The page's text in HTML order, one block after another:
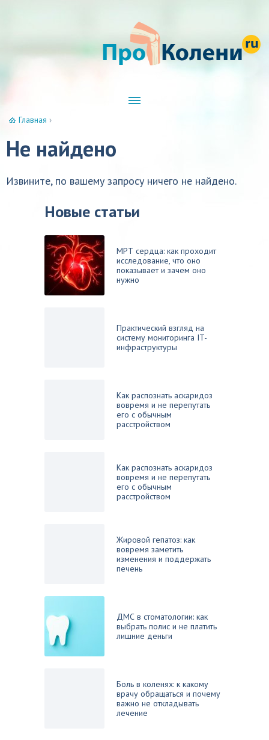
Главная ›
Не найдено
Извините, по вашему запросу ничего не найдено.
Новые статьи
МРТ сердца: как проходит
исследование, что оно
показывает и зачем оно
нужно
Практический взгляд на
систему мониторинга IT-
инфраструктуры
Как распознать аскаридоз
вовремя и не перепутать
его с обычным
расстройством
Как распознать аскаридоз
вовремя и не перепутать
его с обычным
расстройством
Жировой гепатоз: как
вовремя заметить
изменения и поддержать
печень
ДМС в стоматологии: как
выбрать полис и не платить
лишние деньги
Боль в коленях: к какому
врачу обращаться и почему
важно не откладывать
лечение